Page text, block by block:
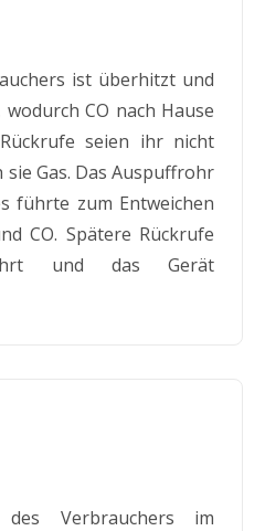
ist überhitzt und
CO nach Hause
seien ihr nicht
Gas. Das Auspuffrohr
führte zum Entweichen
CO. Spätere Rückrufe
und das Gerät
des Verbrauchers im